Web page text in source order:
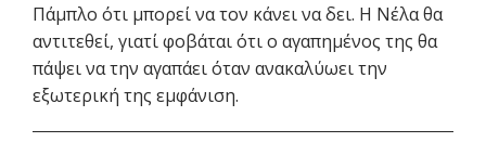
Πάμπλο ότι μπορεί να τον κάνει να δει. Η Νέλα θα
αντιτεθεί, γιατί φοβάται ότι ο αγαπημένος της θα
πάψει να την αγαπάει όταν ανακαλύωει την
εξωτερική της εμφάνιση.